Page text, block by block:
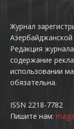
Журнал
Редакция
содержание
использовании
обязательна.
ISSN 2218-7782
Пишите нам: